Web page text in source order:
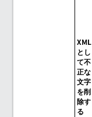
XML
とし
て不
正な
文字
を削
除す
る